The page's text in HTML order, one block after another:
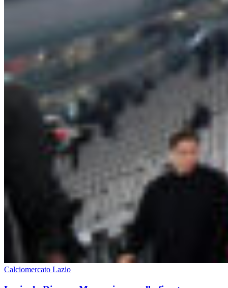
Calciomercato Lazio